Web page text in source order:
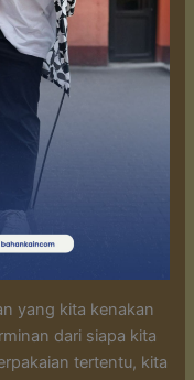
yang kita kenakan
dari siapa kita
tertentu, kita